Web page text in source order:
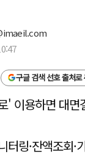
구글 검색 선호 출처로
' 이용하면 대면
터링·잔액조회·